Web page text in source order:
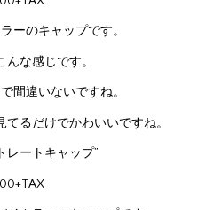
ーのキャップです。
な感じです。
間違いないですね。
るだけでかわいいですね。
レートキャップ”